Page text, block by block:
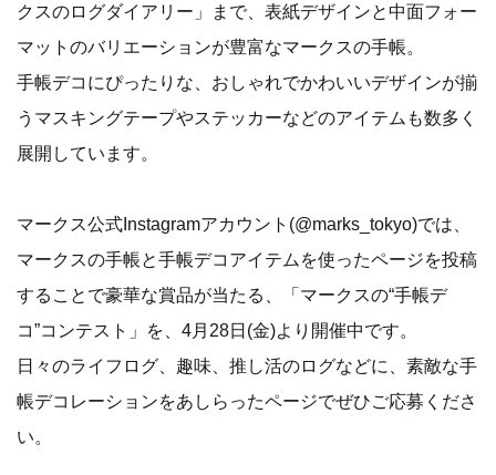
クスのログダイアリー」まで、表紙デザインと中面フォー
マットのバリエーションが豊富なマークスの手帳。
手帳デコにぴったりな、おしゃれでかわいいデザインが揃
うマスキングテープやステッカーなどのアイテムも数多く
展開しています。
マークス公式Instagramアカウント(@marks_tokyo)では、
マークスの手帳と手帳デコアイテムを使ったページを投稿
することで豪華な賞品が当たる、「マークスの“手帳デ
コ”コンテスト」を、4月28日(金)より開催中です。
日々のライフログ、趣味、推し活のログなどに、素敵な手
帳デコレーションをあしらったページでぜひご応募くださ
い。